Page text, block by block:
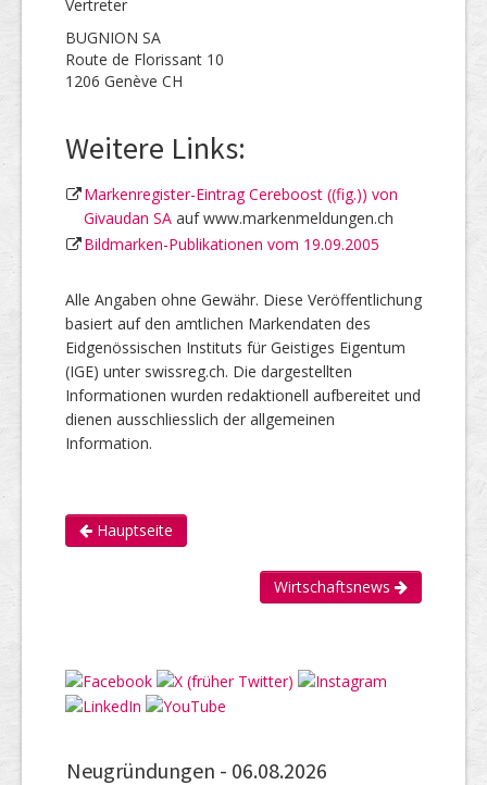
Vertreter
BUGNION SA
Route de Florissant 10
1206 Genève CH
Weitere Links:
Markenregister-Eintrag Cereboost ((fig.)) von
Givaudan SA auf www.markenmeldungen.ch
Bildmarken-Publikationen vom 19.09.2005
Alle Angaben ohne Gewähr. Diese Veröffentlichung
basiert auf den amtlichen Markendaten des
Eidgenössischen Instituts für Geistiges Eigentum
(IGE) unter swissreg.ch. Die dargestellten
Informationen wurden redaktionell aufbereitet und
dienen ausschliesslich der allgemeinen
Information.
Hauptseite
Wirtschaftsnews
Neugründungen - 06.08.2026